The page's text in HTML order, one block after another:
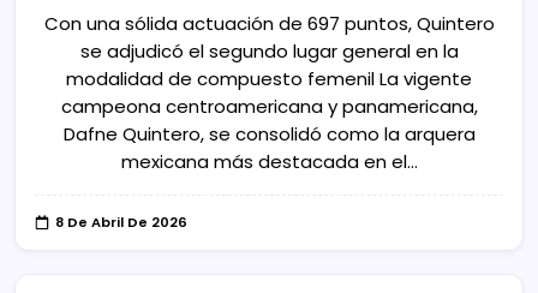
Con una sólida actuación de 697 puntos, Quintero
se adjudicó el segundo lugar general en la
modalidad de compuesto femenil La vigente
campeona centroamericana y panamericana,
Dafne Quintero, se consolidó como la arquera
mexicana más destacada en el…
8 De Abril De 2026